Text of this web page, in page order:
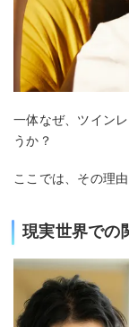
一体なぜ、ツイン
うか？
ここでは、その理
現実世界での